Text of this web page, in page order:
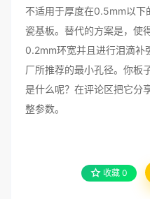
不适用于厚度在0.5mm以下
瓷基板。替代的方案是，使
0.2mm环宽并且进行泪滴补
厂所推荐的最小孔径。你板
是什么呢？在评论区把它分
整参数。
收藏 0